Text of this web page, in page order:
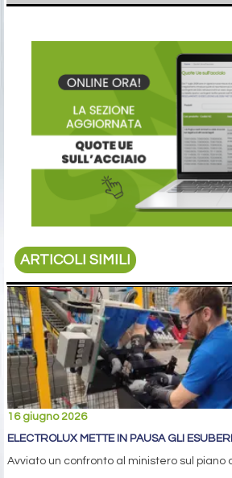
ARTICOLI SIMILI
16 giugno 2026
ELECTROLUX METTE IN PAUSA GLI ESUBERI
Avviato un confronto al ministero sul piano